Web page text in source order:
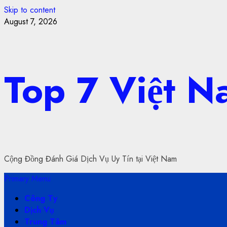
Skip to content
August 7, 2026
Top 7 Việt
Cộng Đồng Đánh Giá Dịch Vụ Uy Tín tại Việt Nam
Primary Menu
Công Ty
Dịch Vụ
Trung Tâm